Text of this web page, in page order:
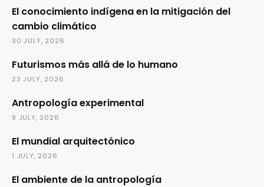
El conocimiento indígena en la mitigación del
cambio climático
30 JULY, 2026
Futurismos más allá de lo humano
23 JULY, 2026
Antropología experimental
9 JULY, 2026
El mundial arquitectónico
1 JULY, 2026
El ambiente de la antropología